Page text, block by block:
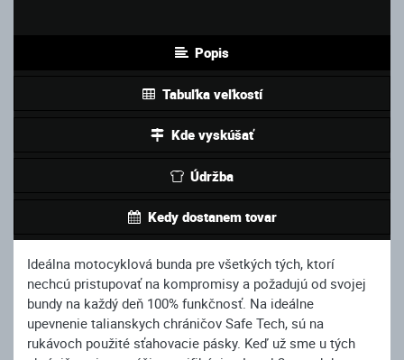
Popis
Tabuľka veľkostí
Kde vyskúšať
Údržba
Kedy dostanem tovar
Ideálna motocyklová bunda pre všetkých tých, ktorí
nechcú pristupovať na kompromisy a požadujú od svojej
bundy na každý deň 100% funkčnosť. Na ideálne
upevnenie talianskych chráničov Safe Tech, sú na
rukávoch použité sťahovacie pásky. Keď už sme u tých